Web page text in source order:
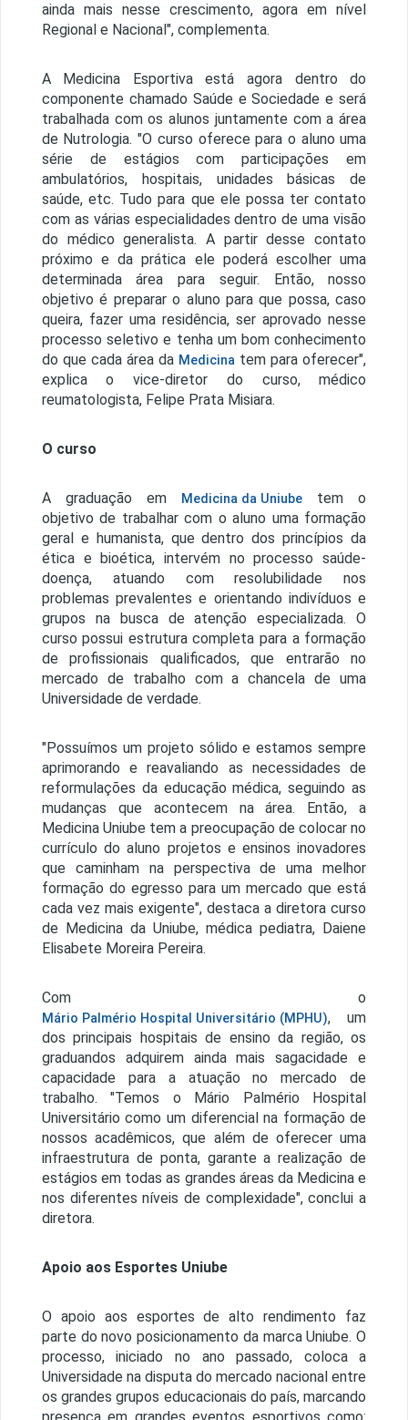
ainda mais nesse crescimento, agora em nível
Regional e Nacional", complementa.
A Medicina Esportiva está agora dentro do
componente chamado Saúde e Sociedade e será
trabalhada com os alunos juntamente com a área
de Nutrologia. "O curso oferece para o aluno uma
série de estágios com participações em
ambulatórios, hospitais, unidades básicas de
saúde, etc. Tudo para que ele possa ter contato
com as várias especialidades dentro de uma visão
do médico generalista. A partir desse contato
próximo e da prática ele poderá escolher uma
determinada área para seguir. Então, nosso
objetivo é preparar o aluno para que possa, caso
queira, fazer uma residência, ser aprovado nesse
processo seletivo e tenha um bom conhecimento
do que cada área da Medicina tem para oferecer",
explica o vice-diretor do curso, médico
reumatologista, Felipe Prata Misiara.
O curso
A graduação em Medicina da Uniube tem o
objetivo de trabalhar com o aluno uma formação
geral e humanista, que dentro dos princípios da
ética e bioética, intervém no processo saúde-
doença, atuando com resolubilidade nos
problemas prevalentes e orientando indivíduos e
grupos na busca de atenção especializada. O
curso possui estrutura completa para a formação
de profissionais qualificados, que entrarão no
mercado de trabalho com a chancela de uma
Universidade de verdade.
"Possuímos um projeto sólido e estamos sempre
aprimorando e reavaliando as necessidades de
reformulações da educação médica, seguindo as
mudanças que acontecem na área. Então, a
Medicina Uniube tem a preocupação de colocar no
currículo do aluno projetos e ensinos inovadores
que caminham na perspectiva de uma melhor
formação do egresso para um mercado que está
cada vez mais exigente", destaca a diretora curso
de Medicina da Uniube, médica pediatra, Daiene
Elisabete Moreira Pereira.
Com o
Mário Palmério Hospital Universitário (MPHU), um
dos principais hospitais de ensino da região, os
graduandos adquirem ainda mais sagacidade e
capacidade para a atuação no mercado de
trabalho. "Temos o Mário Palmério Hospital
Universitário como um diferencial na formação de
nossos acadêmicos, que além de oferecer uma
infraestrutura de ponta, garante a realização de
estágios em todas as grandes áreas da Medicina e
nos diferentes níveis de complexidade", conclui a
diretora.
Apoio aos Esportes Uniube
O apoio aos esportes de alto rendimento faz
parte do novo posicionamento da marca Uniube. O
processo, iniciado no ano passado, coloca a
Universidade na disputa do mercado nacional entre
os grandes grupos educacionais do país, marcando